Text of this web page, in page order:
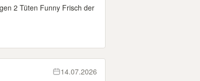
2 Tüten Funny Frisch der
14.07.2026